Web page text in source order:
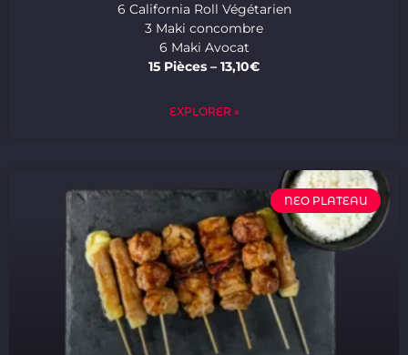
6 California Roll Végétarien
3 Maki concombre
6 Maki Avocat
15 Pièces – 13,10€
EXPLORER »
NEO PLATEAU